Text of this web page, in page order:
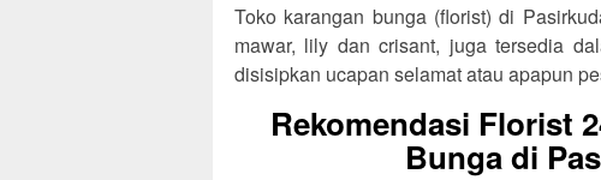
Toko karangan bunga (florist) di
mawar, lily dan crisant, juga tersedia
disisipkan ucapan selamat atau apapun
Rekomendasi Florist
Bunga di